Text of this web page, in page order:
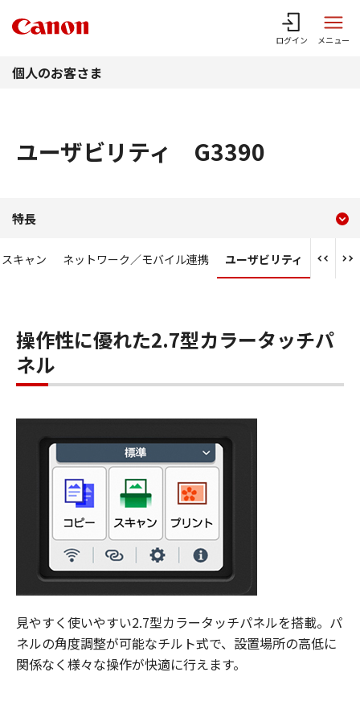
ログイン メニュー
個人のお客さま
ユーザビリティ G3390
特長
スキャン ネットワーク／モバイル連携 ユーザビリティ
操作性に優れた2.7型カラータッチパ
ネル
見やすく使いやすい2.7型カラータッチパネルを搭載。パ
ネルの角度調整が可能なチルト式で、設置場所の高低に
関係なく様々な操作が快適に行えます。